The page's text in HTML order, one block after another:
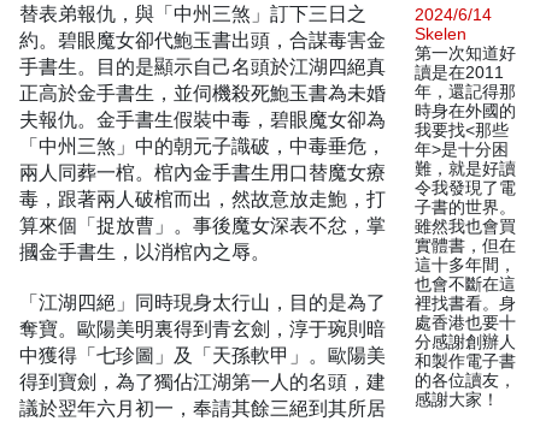
替表弟報仇，與「中州三煞」訂下三日之
約。碧眼魔女卻代鮑玉書出頭，合謀毒害金
手書生。目的是顯示自己名頭於江湖四絕真
正高於金手書生，並伺機殺死鮑玉書為未婚
夫報仇。金手書生假裝中毒，碧眼魔女卻為
「中州三煞」中的朝元子識破，中毒垂危，
兩人同葬一棺。棺內金手書生用口替魔女療
毒，跟著兩人破棺而出，然故意放走鮑，打
算來個「捉放曹」。事後魔女深表不忿，掌
摑金手書生，以消棺內之辱。
「江湖四絕」同時現身太行山，目的是為了
奪寶。歐陽美明裏得到青玄劍，淳于琬則暗
中獲得「七珍圖」及「天孫軟甲」。歐陽美
得到寶劍，為了獨佔江湖第一人的名頭，建
議於翌年六月初一，奉請其餘三絕到其所居
2024/6/14
Skelen
第一次知道好
讀是在2011
年，還記得那
時身在外國的
我要找<那些
年>是十分困
難，就是好讀
令我發現了電
子書的世界。
雖然我也會買
實體書，但在
這十多年間，
也會不斷在這
裡找書看。身
處香港也要十
分感謝創辦人
和製作電子書
的各位讀友，
感謝大家！